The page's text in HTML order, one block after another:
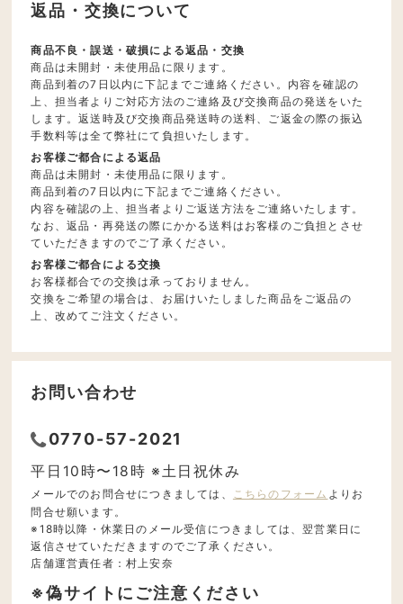
返品・交換について
商品不良・誤送・破損による返品・交換
商品は未開封・未使用品に限ります。
商品到着の7日以内に下記までご連絡ください。内容を確認の
上、担当者よりご対応方法のご連絡及び交換商品の発送をいた
します。返送時及び交換商品発送時の送料、ご返金の際の振込
手数料等は全て弊社にて負担いたします。
お客様ご都合による返品
商品は未開封・未使用品に限ります。
商品到着の7日以内に下記までご連絡ください。
内容を確認の上、担当者よりご返送方法をご連絡いたします。
なお、返品・再発送の際にかかる送料はお客様のご負担とさせ
ていただきますのでご了承ください。
お客様ご都合による交換
お客様都合での交換は承っておりません。
交換をご希望の場合は、お届けいたしました商品をご返品の
上、改めてご注文ください。
お問い合わせ
0770-57-2021
平日10時〜18時 ※土日祝休み
メールでのお問合せにつきましては、 こちらのフォーム よりお
問合せ願います。
※18時以降・休業日のメール受信につきましては、翌営業日に
返信させていただきますのでご了承ください。
店舗運営責任者：村上安奈
※偽サイトにご注意ください